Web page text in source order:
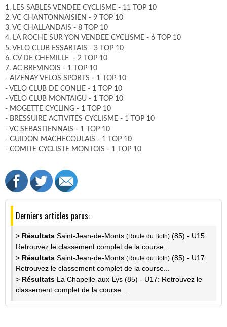
1. LES SABLES VENDEE CYCLISME - 11 TOP 10
2. VC CHANTONNAISIEN - 9 TOP 10
3. VC CHALLANDAIS - 8 TOP 10
4. LA ROCHE SUR YON VENDEE CYCLISME - 6 TOP 10
5. VELO CLUB ESSARTAIS - 3 TOP 10
6. CV DE CHEMILLE - 2 TOP 10
7. AC BREVINOIS - 1 TOP 10
- AIZENAY VELOS SPORTS - 1 TOP 10
- VELO CLUB DE CONLIE - 1 TOP 10
- VELO CLUB MONTAIGU - 1 TOP 10
- MOGETTE CYCLING - 1 TOP 10
- BRESSUIRE ACTIVITES CYCLISME - 1 TOP 10
- VC SEBASTIENNAIS - 1 TOP 10
- GUIDON MACHECOULAIS - 1 TOP 10
- COMITE CYCLISTE MONTOIS - 1 TOP 10
Derniers articles parus:
> Résultats Saint-Jean-de-Monts (Route du Both) (85) - U15:
Retrouvez le classement complet de la course...
> Résultats Saint-Jean-de-Monts (Route du Both) (85) - U17:
Retrouvez le classement complet de la course...
> Résultats La Chapelle-aux-Lys (85) - U17: Retrouvez le
classement complet de la course...